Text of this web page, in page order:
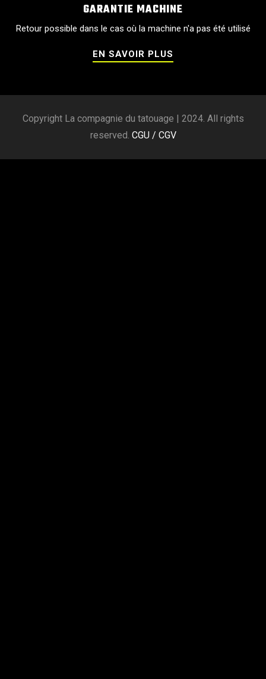
GARANTIE MACHINE
Retour possible dans le cas où la machine n'a pas été utilisé
EN SAVOIR PLUS
Copyright La compagnie du tatouage | 2024. All rights
reserved. CGU / CGV